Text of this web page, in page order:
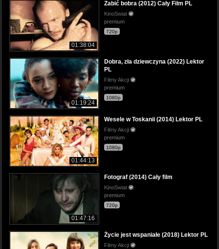
01:38:04
Zabić bobra (2012) Cały Film PL
KinoSwiat
premium
720p
01:19:24
Dobra, zła dziewczyna (2022) Lektor
PL
Filmy Akcji
premium
1080p
01:44:13
Wesele w Toskanii (2014) Lektor PL
Filmy Akcji
premium
1080p
01:47:16
Fotograf (2014) Cały film
KinoSwiat
premium
720p
Życie jest wspaniałe (2018) Lektor PL
Filmy Akcji